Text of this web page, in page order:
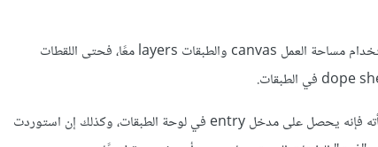
وأفضل طريقة للعمل على أي عنصر سواء رسمته بنفسك أو استوردته من برنامج آخر هي باستخدام مساحة العمل canvas والطبقات layers معًا، فحتى اللقطات
ولاستيراد عناصر إلى لقطتك، استخدم قائمة File ثم Import. وإذا استوردتَ عنصرًا أو أنشأته فإنه يحصل على مدخل entry في لوحة الطبقات، وكذلك إن استوردت